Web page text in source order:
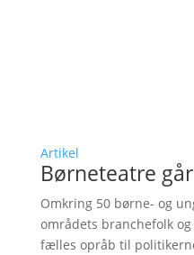
Artikel
Børneteatre
Omkring 50 børne- og
områdets branchefolk
fælles opråb til